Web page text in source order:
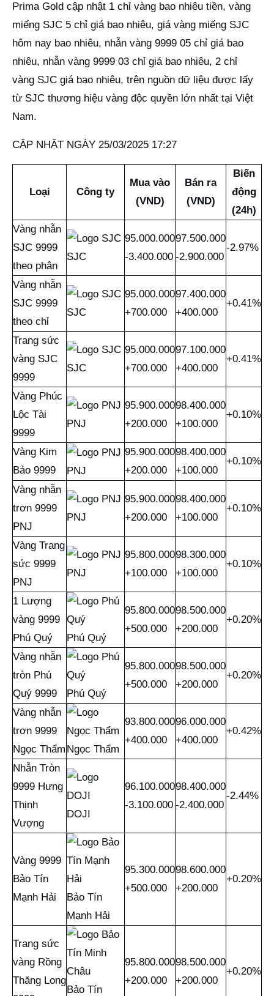
Prima Gold cập nhật 1 chỉ vàng bao nhiêu tiền, vàng
miếng SJC 5 chỉ giá bao nhiêu, giá vàng miếng SJC
hôm nay bao nhiêu, nhẫn vàng 9999 05 chỉ giá bao
nhiêu, nhẫn vàng 9999 03 chỉ giá bao nhiêu, 2 chỉ
vàng SJC giá bao nhiêu, trên nguồn dữ liệu được lấy
từ SJC thương hiệu vàng độc quyền lớn nhất tại Việt
Nam.
CẬP NHẬT NGÀY 25/03/2025 17:27
Loại Công ty
Mua vào
(VND)
Bán ra
(VND)
Biến
động
(24h)
Vàng nhẫn
SJC 9999
theo phân
SJC
95.000.000
-3.400.000
97.500.000
-2.900.000
-2.97%
Vàng nhẫn
SJC 9999
theo chỉ
SJC
95.000.000
+700.000
97.400.000
+400.000
+0.41%
Trang sức
vàng SJC
9999
SJC
95.000.000
+700.000
97.100.000
+400.000
+0.41%
Vàng Phúc
Lộc Tài
9999
PNJ
95.900.000
+200.000
98.400.000
+100.000
+0.10%
Vàng Kim
Bảo 9999
PNJ
95.900.000
+200.000
98.400.000
+100.000
+0.10%
Vàng nhẫn
trơn 9999
PNJ
PNJ
95.900.000
+200.000
98.400.000
+100.000
+0.10%
Vàng Trang
sức 9999
PNJ
PNJ
95.800.000
+100.000
98.300.000
+100.000
+0.10%
1 Lượng
vàng 9999
Phú Quý
Phú Quý
95.800.000
+500.000
98.500.000
+200.000
+0.20%
Vàng nhẫn
tròn Phú
Quý 9999
Phú Quý
95.800.000
+500.000
98.500.000
+200.000
+0.20%
Vàng nhẫn
trơn 9999
Ngọc Thẩm Ngọc Thẩm
93.800.000
+400.000
96.000.000
+400.000
+0.42%
Nhẫn Tròn
9999 Hưng
Thịnh
Vượng
DOJI
96.100.000
-3.100.000
98.400.000
-2.400.000
-2.44%
Vàng 9999
Bảo Tín
Mạnh Hải
Bảo Tín
Mạnh Hải
95.300.000
+500.000
98.600.000
+200.000
+0.20%
Trang sức
vàng Rồng
Thăng Long
Bảo Tín
95.800.000
+200.000
98.500.000
+200.000
+0.20%